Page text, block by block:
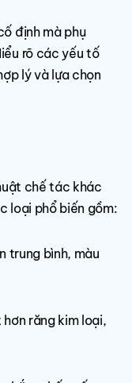
định mà phụ
rõ các yếu tố
lý và lựa chọn
chế tác khác
loại phổ biến gồm:
trung bình, màu
răng kim loại,